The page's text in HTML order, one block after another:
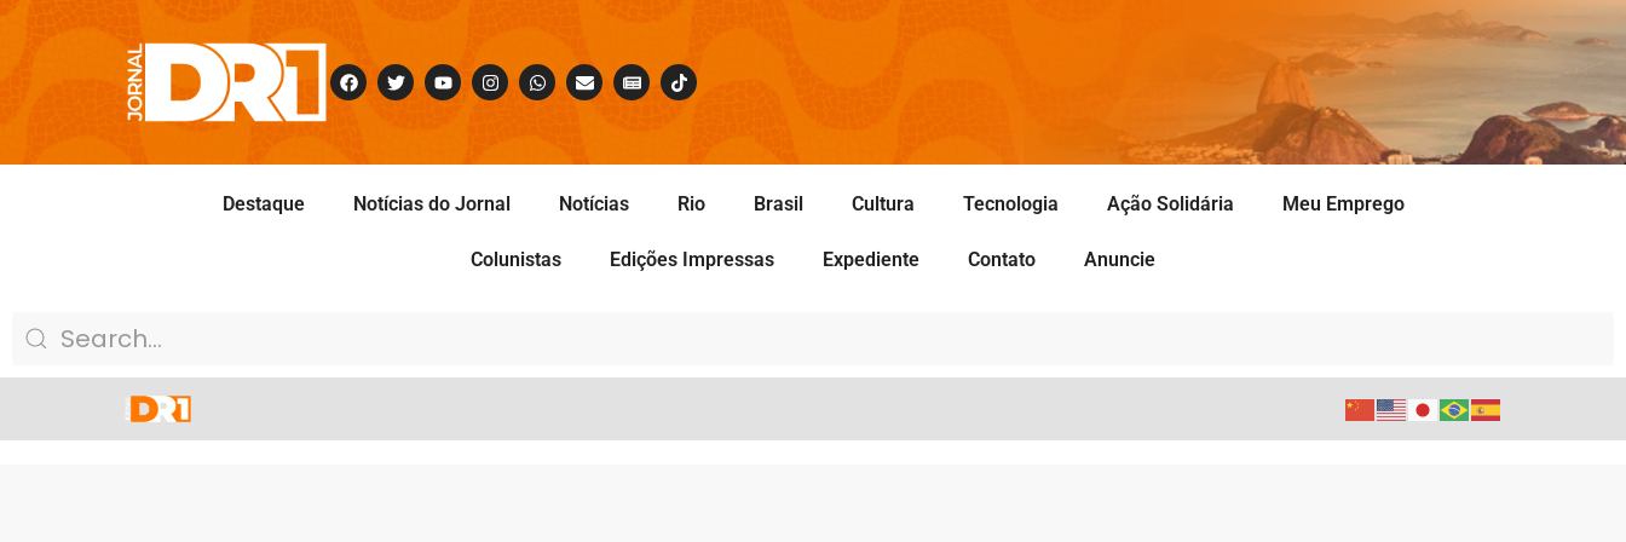
Destaque Notícias do Jornal Notícias Rio Brasil Cultura Tecnologia Ação Solidária Meu Emprego
Colunistas Edições Impressas Expediente Contato Anuncie